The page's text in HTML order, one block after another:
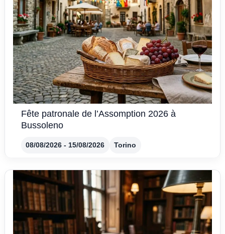
Fête patronale de l’Assomption 2026 à
Bussoleno
08/08/2026 - 15/08/2026 Torino